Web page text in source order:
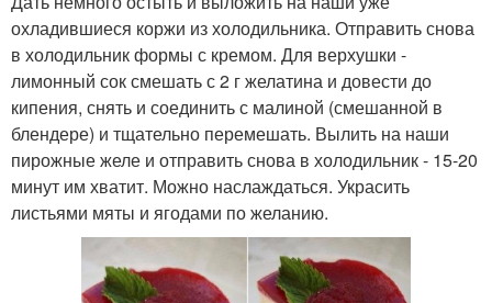
охладившиеся коржи из холодильника. Отправить снова
в холодильник формы с кремом. Для верхушки -
лимонный сок смешать с 2 г желатина и довести до
кипения, снять и соединить с малиной (смешанной в
блендере) и тщательно перемешать. Вылить на наши
пирожные желе и отправить снова в холодильник - 15-20
минут им хватит. Можно наслаждаться. Украсить
листьями мяты и ягодами по желанию.